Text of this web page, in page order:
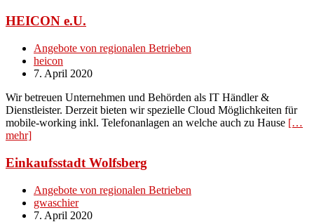
HEICON e.U.
Angebote von regionalen Betrieben
heicon
7. April 2020
Wir betreuen Unternehmen und Behörden als IT Händler &
Dienstleister. Derzeit bieten wir spezielle Cloud Möglichkeiten für
mobile-working inkl. Telefonanlagen an welche auch zu Hause […
mehr]
Einkaufsstadt Wolfsberg
Angebote von regionalen Betrieben
gwaschier
7. April 2020